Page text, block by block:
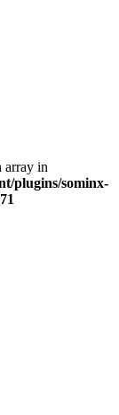
array in
plugins/sominx-
71